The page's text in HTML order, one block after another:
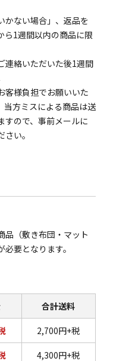
かない場合」、返品を
ら1週間以内の商品に限
連絡いただいた後1週間
客様負担でお願いいた
当方ミスによる商品は送
すので、事前メールに
い。
（敷き布団・マット
要となります。
合計送料
2,700円+税
4,300円+税